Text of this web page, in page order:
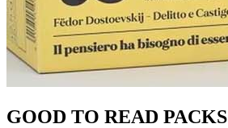
GOOD TO READ PACKS